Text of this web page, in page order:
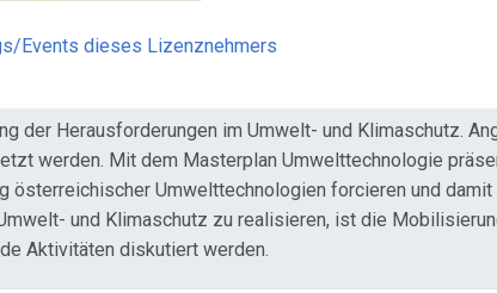
Events dieses Lizenznehmers
der Herausforderungen im Umwelt- und Klimaschutz.
werden. Mit dem Masterplan Umwelttechnologie
Umwelttechnologien forcieren und
und Klimaschutz zu realisieren, ist die
Aktivitäten diskutiert werden.